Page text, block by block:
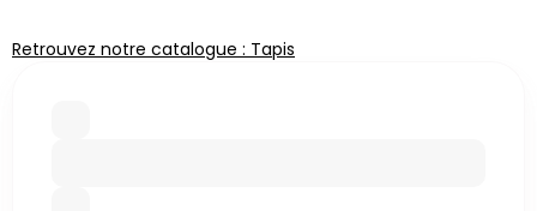
Retrouvez notre catalogue : Tapis